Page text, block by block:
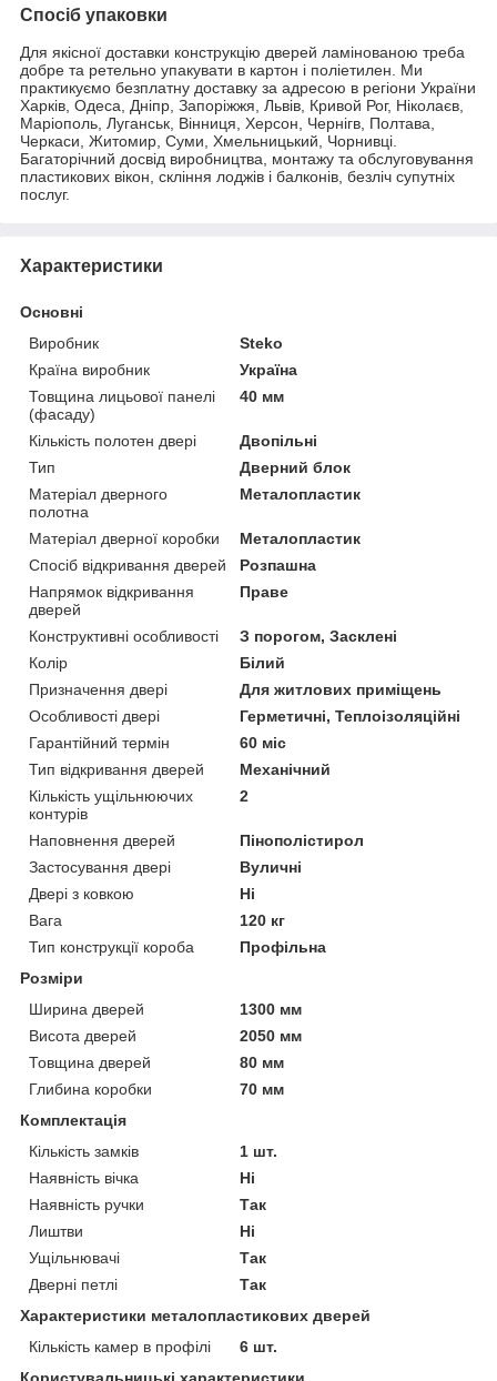
Спосіб упаковки
Для якісної доставки конструкцію дверей ламінованою треба
добре та ретельно упакувати в картон і поліетилен. Ми
практикуємо безплатну доставку за адресою в регіони України
Харків, Одеса, Дніпр, Запоріжжя, Львів, Кривой Рог, Ніколаєв,
Маріополь, Луганськ, Вінниця, Херсон, Чернігв, Полтава,
Черкаси, Житомир, Суми, Хмельницький, Чорнивці.
Багаторічний досвід виробництва, монтажу та обслуговування
пластикових вікон, скління лоджів і балконів, безліч супутніх
послуг.
Характеристики
Основні
Виробник
Steko
Країна виробник
Україна
Товщина лицьової панелі
(фасаду)
40 мм
Кількість полотен двері
Двопільні
Тип
Дверний блок
Матеріал дверного
полотна
Металопластик
Матеріал дверної коробки
Металопластик
Спосіб відкривання дверей
Розпашна
Напрямок відкривання
дверей
Праве
Конструктивні особливості
З порогом, Засклені
Колір
Білий
Призначення двері
Для житлових приміщень
Особливості двері
Герметичні, Теплоізоляційні
Гарантійний термін
60 міс
Тип відкривання дверей
Механічний
Кількість ущільнюючих
контурів
2
Наповнення дверей
Пінополістирол
Застосування двері
Вуличні
Двері з ковкою
Ні
Вага
120 кг
Тип конструкції короба
Профільна
Розміри
Ширина дверей
1300 мм
Висота дверей
2050 мм
Товщина дверей
80 мм
Глибина коробки
70 мм
Комплектація
Кількість замків
1 шт.
Наявність вічка
Ні
Наявність ручки
Так
Лиштви
Ні
Ущільнювачі
Так
Дверні петлі
Так
Характеристики металопластикових дверей
Кількість камер в профілі
6 шт.
Користувальницькі характеристики